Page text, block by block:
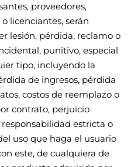
proveedores,
licenciantes, serán
lesión, pérdida, reclamo o
punitivo, especial
tipo, incluyendo la
de ingresos, pérdida
costos de reemplazo o
contrato, perjuicio
estricta o
uso que haga el usuario
este, de cualquiera de